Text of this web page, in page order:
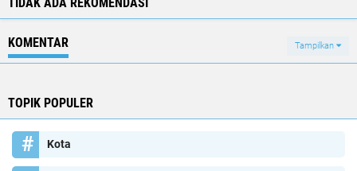
KOMENTAR Tampilkan
TOPIK POPULER
Kota